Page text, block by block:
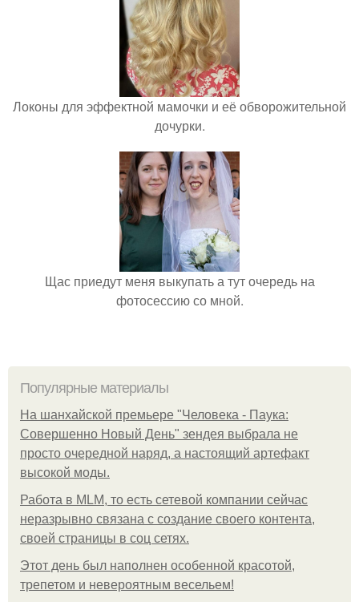
Локоны для эффектной мамочки и её обворожительной
дочурки.
Щас приедут меня выкупать а тут очередь на
фотосессию со мной.
Популярные материалы
На шанхайской премьере "Человека - Паука:
Совершенно Новый День" зендея выбрала не
просто очередной наряд, а настоящий артефакт
высокой моды.
Работа в MLM, то есть сетевой компании сейчас
неразрывно связана с создание своего контента,
своей страницы в соц сетях.
Этот день был наполнен особенной красотой,
трепетом и невероятным весельем!